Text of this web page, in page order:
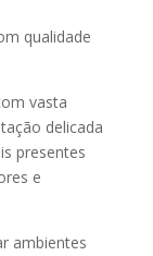
qualidade
vasta
delicada
presentes
e
ambientes